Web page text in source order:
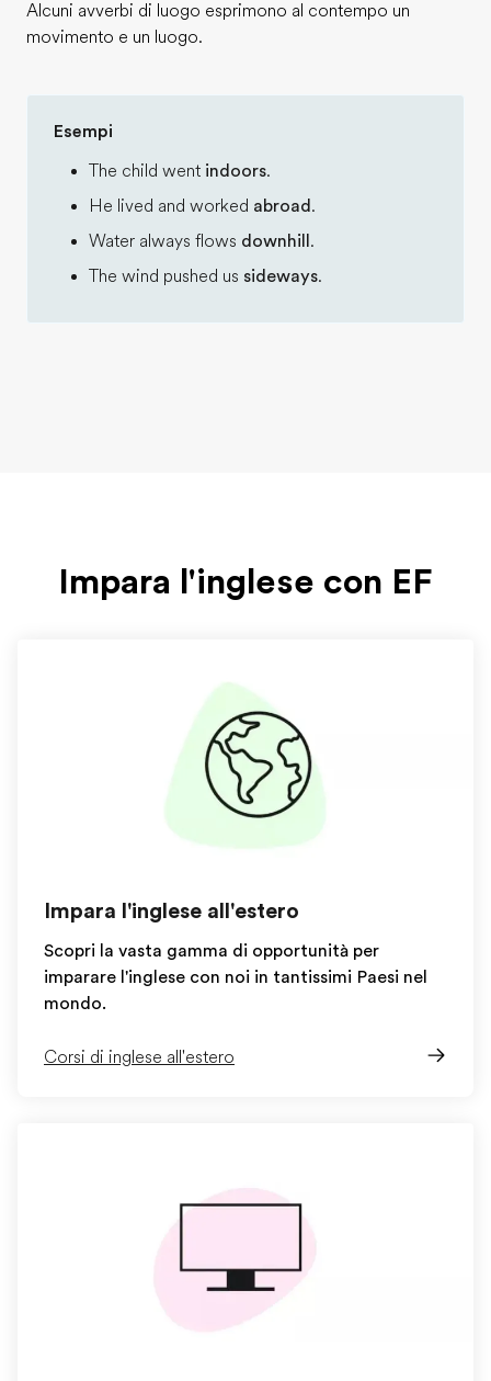
Alcuni avverbi di luogo esprimono al contempo un
movimento e un luogo.
Esempi
The child went indoors.
He lived and worked abroad .
Water always flows downhill .
The wind pushed us sideways.
Impara l'inglese con EF
Impara l'inglese all'estero
Scopri la vasta gamma di opportunità per
imparare l'inglese con noi in tantissimi Paesi nel
mondo.
Corsi di inglese all'estero